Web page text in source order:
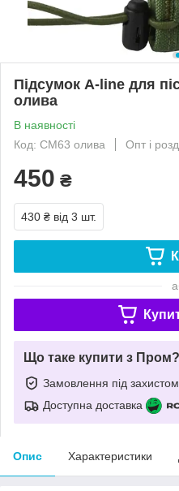
Підсумок A-line для
олива
В наявності
Код: СМ63 олива
Опт і
450 ₴
430 ₴ від 3 шт.
Що таке купити з Пром?
Замовлення під захистом
Доступна доставка
Опис Характеристики